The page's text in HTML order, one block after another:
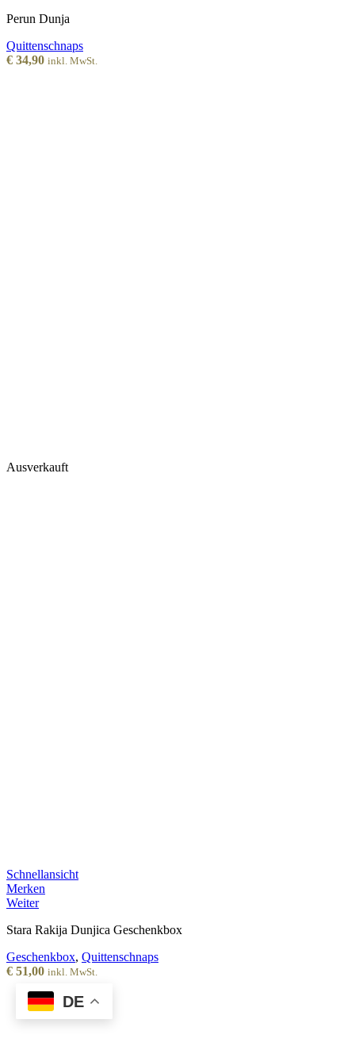
Perun Dunja
Quittenschnaps
€ 34,90 inkl. MwSt.
Ausverkauft
Schnellansicht
Merken
Weiter
Stara Rakija Dunjica Geschenkbox
Geschenkbox, Quittenschnaps
€ 51,00 inkl. MwSt.
DE